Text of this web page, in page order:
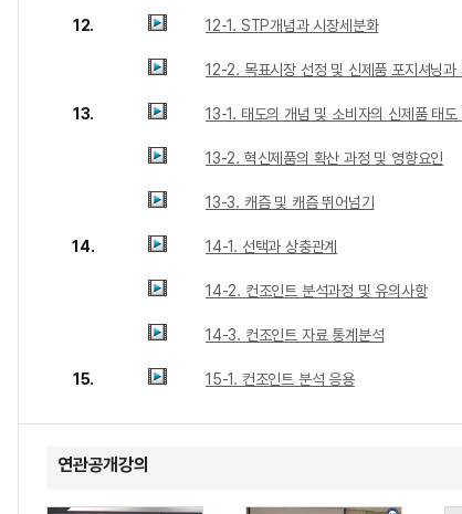
12. 12-1. STP개념과 시장세분화
12-2. 목표시장 선정 및 신제품 포지셔닝과
13. 13-1. 태도의 개념 및 소비자의 신제품 태도
13-2. 혁신제품의 확산 과정 및 영향요인
13-3. 캐즘 및 캐즘 뛰어넘기
14. 14-1. 선택과 상충관계
14-2. 컨조인트 분석과정 및 유의사항
14-3. 컨조인트 자료 통계분석
15. 15-1. 컨조인트 분석 응용
연관공개강의